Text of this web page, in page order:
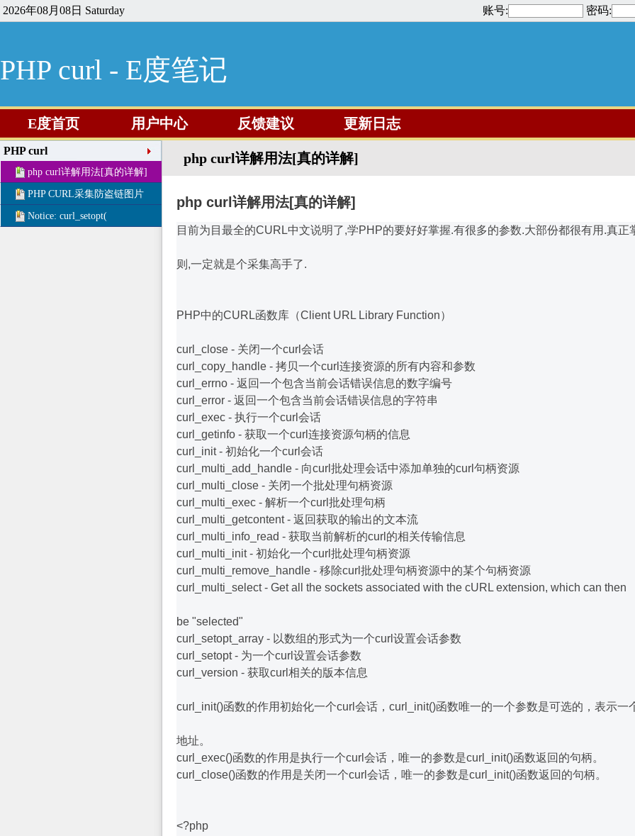
2026年08月08日 Saturday 账号: 密码:
PHP curl - E度笔记
E度首页 用户中心 反馈建议 更新日志
PHP curl
php curl详解用法[真的详解]
PHP CURL采集防盗链图片
Notice: curl_setopt(
php curl详解用法[真的详解]
php curl详解用法[真的详解]
目前为目最全的CURL中文说明了,学PHP的要好好掌握.有很多的参数.大部份都很有用.真正
则,一定就是个采集高手了.
PHP中的CURL函数库（Client URL Library Function）
curl_close - 关闭一个curl会话
curl_copy_handle - 拷贝一个curl连接资源的所有内容和参数
curl_errno - 返回一个包含当前会话错误信息的数字编号
curl_error - 返回一个包含当前会话错误信息的字符串
curl_exec - 执行一个curl会话
curl_getinfo - 获取一个curl连接资源句柄的信息
curl_init - 初始化一个curl会话
curl_multi_add_handle - 向curl批处理会话中添加单独的curl句柄资源
curl_multi_close - 关闭一个批处理句柄资源
curl_multi_exec - 解析一个curl批处理句柄
curl_multi_getcontent - 返回获取的输出的文本流
curl_multi_info_read - 获取当前解析的curl的相关传输信息
curl_multi_init - 初始化一个curl批处理句柄资源
curl_multi_remove_handle - 移除curl批处理句柄资源中的某个句柄资源
curl_multi_select - Get all the sockets associated with the cURL extension, which can then
be "selected"
curl_setopt_array - 以数组的形式为一个curl设置会话参数
curl_setopt - 为一个curl设置会话参数
curl_version - 获取curl相关的版本信息
curl_init()函数的作用初始化一个curl会话，curl_init()函数唯一的一个参数是可选的，表示一
地址。
curl_exec()函数的作用是执行一个curl会话，唯一的参数是curl_init()函数返回的句柄。
curl_close()函数的作用是关闭一个curl会话，唯一的参数是curl_init()函数返回的句柄。
<?php